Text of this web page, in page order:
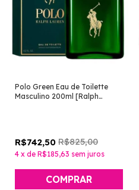
Polo Green Eau de Toilette
Masculino 200ml [Ralph
R$742,50 R$825,00
4 x de R$185,63 sem juros